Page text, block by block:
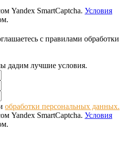
Yandex SmartCaptcha. Условия
с правилами обработки
дадим лучшие условия.
обработки персональных данных.
Yandex SmartCaptcha. Условия